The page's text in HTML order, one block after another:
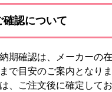
確認について
期確認は、メーカーの
で目安のご案内となりま
、ご注文後に確定して